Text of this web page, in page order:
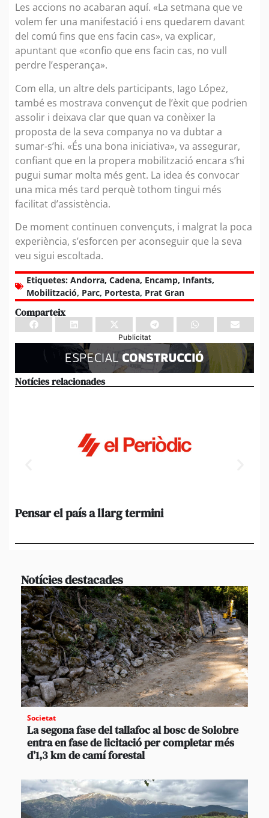
Les accions no acabaran aquí. «La setmana que ve
volem fer una manifestació i ens quedarem davant
del comú fins que ens facin cas», va explicar,
apuntant que «confio que ens facin cas, no vull
perdre l’esperança».
Com ella, un altre dels participants, Iago López,
també es mostrava convençut de l’èxit que podrien
assolir i deixava clar que quan va conèixer la
proposta de la seva companya no va dubtar a
sumar-s’hi. «És una bona iniciativa», va assegurar,
confiant que en la propera mobilització encara s’hi
pugui sumar molta més gent. La idea és convocar
una mica més tard perquè tothom tingui més
facilitat d’assistència.
De moment continuen convençuts, i malgrat la poca
experiència, s’esforcen per aconseguir que la seva
veu sigui escoltada.
Etiquetes: Andorra, Cadena, Encamp, Infants,
Mobilització, Parc, Portesta, Prat Gran
Comparteix
Publicitat
Notícies relacionades
Pensar el país a llarg termini
Notícies destacades
Societat
La segona fase del tallafoc al bosc de Solobre
entra en fase de licitació per completar més
d’1,3 km de camí forestal